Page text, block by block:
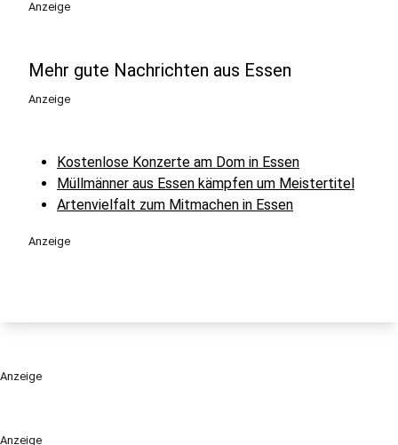
Anzeige
Anzeige
Mehr gute Nachrichten aus Essen
Anzeige
Kostenlose Konzerte am Dom in Essen
Müllmänner aus Essen kämpfen um Meistertitel
Artenvielfalt zum Mitmachen in Essen
Anzeige
Anzeige